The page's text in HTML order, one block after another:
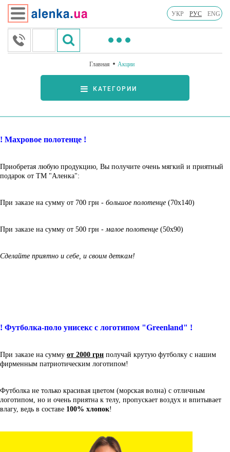
УКР РУС ENG
КАТЕГОРИИ
Главная Акции
! Махровое полотенце !
Приобретая любую продукцию, Вы получите очень мягкий и приятный
подарок от ТМ "Аленка":
При заказе на сумму от 700 грн - большое полотенце (70х140)
При заказе на сумму от 500 грн - малое полотенце (50х90)
Сделайте приятно и себе, и своим деткам!
! Футболка-поло унисекс с логотипом "Greenland" !
При заказе на сумму от 2000 грн получай крутую футболку с нашим
фирменным патриотическим логотипом!
Футболка не только красивая цветом (морская волна) с отличным
логотипом, но и очень приятна к телу, пропускает воздух и впитывает
влагу, ведь в составе 100% хлопок!